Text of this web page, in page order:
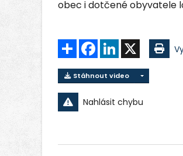
obec i dotčené obyvatele
Sdílet FacebookLinkedIn
Stáhnout video
Nahlásit chybu